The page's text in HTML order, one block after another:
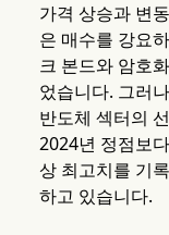
가격 상승과 변
은 매수를 강요
크 본드와 암호
었습니다. 그러
반도체 섹터의
2024년 정점보
상 최고치를 기
하고 있습니다.